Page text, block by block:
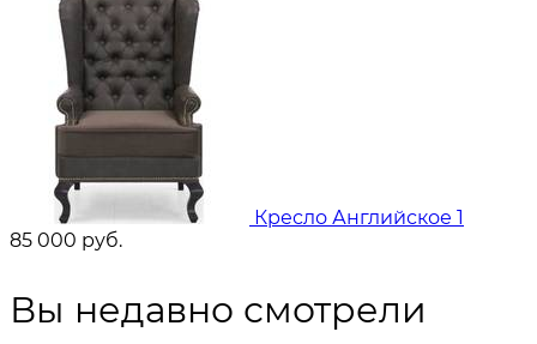
Кресло Английское 1
85 000 руб.
Вы недавно смотрели